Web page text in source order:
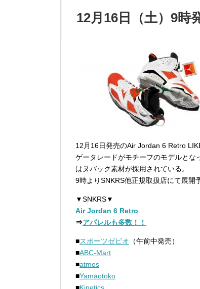
12月16日（土）9時
12月16日発売のAir Jordan 6 Retro
ゲータレードがモチーフのモデルとな
はヌバック素材が採用されている。
9時よりSNKRS他正規取扱店にて展開
▼SNKRS▼
Air Jordan 6 Retro
⇒アパレルも多数！！
■スポーツゼビオ （午前中発売）
■ABC-Mart
■atmos
■Yamaotoko